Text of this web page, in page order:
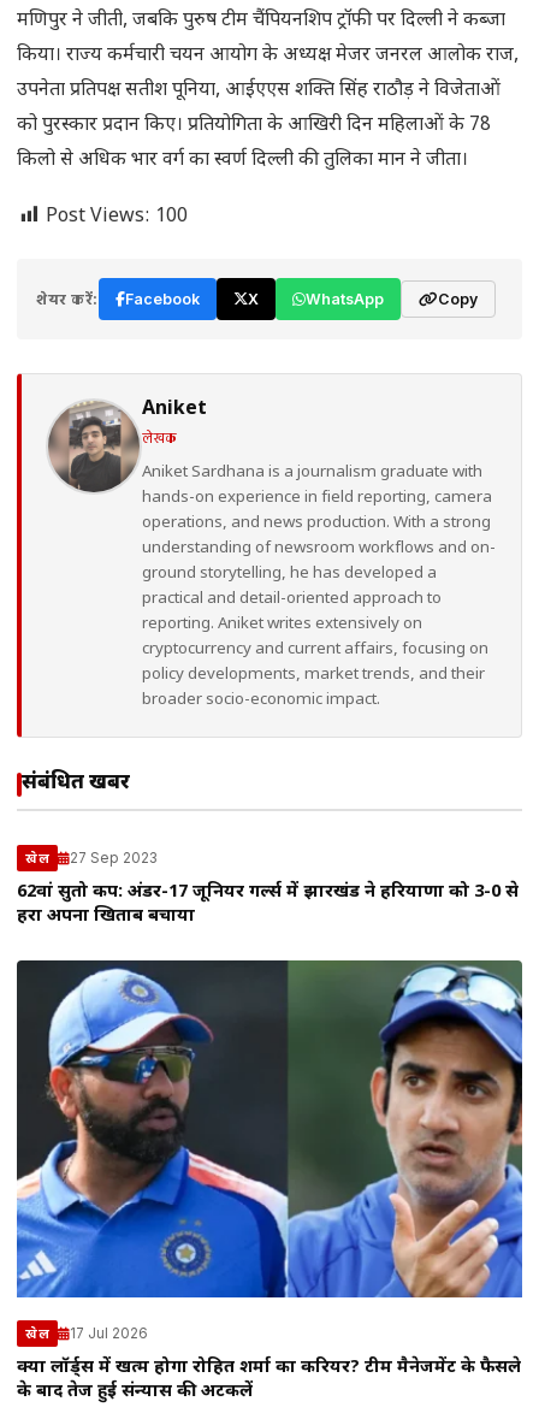
मणिपुर ने जीती, जबकि पुरुष टीम चैंपियनशिप ट्रॉफी पर दिल्ली ने कब्जा
किया। राज्य कर्मचारी चयन आयोग के अध्यक्ष मेजर जनरल आलोक राज,
उपनेता प्रतिपक्ष सतीश पूनिया, आईएएस शक्ति सिंह राठौड़ ने विजेताओं
को पुरस्कार प्रदान किए। प्रतियोगिता के आखिरी दिन महिलाओं के 78
किलो से अधिक भार वर्ग का स्वर्ण दिल्ली की तुलिका मान ने जीता।
Post Views: 100
शेयर करें: Facebook X WhatsApp Copy
Aniket
लेखक
Aniket Sardhana is a journalism graduate with
hands-on experience in field reporting, camera
operations, and news production. With a strong
understanding of newsroom workflows and on-
ground storytelling, he has developed a
practical and detail-oriented approach to
reporting. Aniket writes extensively on
cryptocurrency and current affairs, focusing on
policy developments, market trends, and their
broader socio-economic impact.
संबंधित खबरें
खेल 27 Sep 2023
62वां सुब्रतो कप: अंडर-17 जूनियर गर्ल्स में झारखंड ने हरियाणा को 3-0 से
हरा अपना खिताब बचाया
खेल 17 Jul 2026
क्या लॉर्ड्स में खत्म होगा रोहित शर्मा का करियर? टीम मैनेजमेंट के फैसले
के बाद तेज हुई संन्यास की अटकलें